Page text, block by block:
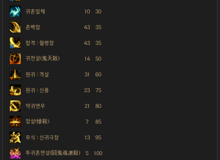
귀혼일체 10 30
혼백참 43 35
합격 : 월령참 43 35
귀천살(鬼天殺) 14 50
원귀 : 격살 31 60
원귀 : 신풍 23 75
악귀연무 21 80
참살(慘殺) 7 85
무식 : 신귀극참 13 95
투귀혼연살(鬪鬼魂連殺) 5 100